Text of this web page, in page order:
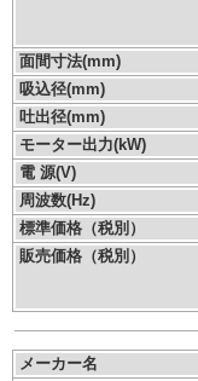
面間寸法(mm)
吸込径(mm)
吐出径(mm)
モーター出力(kW)
電 源(V)
周波数(Hz)
標準価格（税別）
販売価格（税別）
メーカー名